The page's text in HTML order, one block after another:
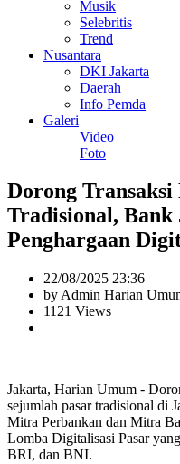
Musik
Selebritis
Trend
Nusantara
DKI Jakarta
Daerah
Info Pemda
Galeri
Video
Foto
Dorong
Tradisional,
Penghargaan
22/08/2025 23:36
by Admin Harian
1121 Views
Jakarta, Harian Umum -
sejumlah pasar tradisional di
Mitra Perbankan dan Mitra
Lomba Digitalisasi Pasar
BRI, dan BNI.